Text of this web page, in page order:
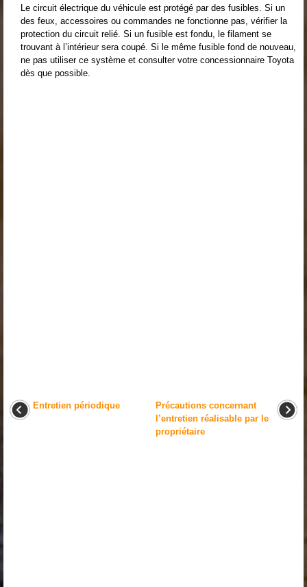
Le circuit électrique du véhicule est protégé par des fusibles. Si un
des feux, accessoires ou commandes ne fonctionne pas, vérifier la
protection du circuit relié. Si un fusible est fondu, le filament se
trouvant à l’intérieur sera coupé. Si le même fusible fond de nouveau,
ne pas utiliser ce système et consulter votre concessionnaire Toyota
dès que possible.
Entretien périodique
Précautions concernant
l’entretien réalisable par le
propriétaire